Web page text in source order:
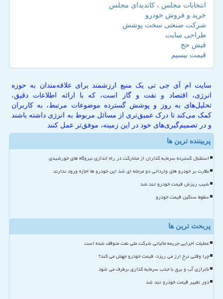
انتخابات مجلس ، کاندیدای مجلس
خرید و فروش خودرو
شرکت صنعتی سخت پوشش
طراحی سایت
فیش حج
قیمت بیسیم
سایت ام آی جی تی یک منبع ارزشمند برای علاقه‌مندان به حوزه
انرژی، اقتصاد و نفت و گاز است، که با ارائه اطلاعات دقیق،
تحلیل‌های به روز و پوشش گسترده موضوعات مرتبط، به کاربران
کمک می‌کند تا درک عمیق‌تری از مسائل مربوط به انرژی داشته باشند
و در تصمیم‌گیری‌های خود در این زمینه، موفق‌تر عمل کنند
پربیننده ترین ها
استقبال گسترده سرمایه گذاران از مشارکت در راه اندازی نیروگاه های خورشیدی
نظارت بر خودرو های وارداتی دو مرحله ای شد این خودرو ها اجازه ورود ندارند
شیب ریزش قیمت خودرو تند شد
سقوط سنگین قیمت خودرو
پربحث ترین ها
عملیات اجرایی جریمه مالیاتی شرکت ملی نفت متوقف شده است
چرا وقتی نرخ ارز می ریزد، قیمت خودرو جهش می کند؟
ناترازی آب و برق با جذب سرمایه گذاری برطرف می شود
دور تغییر قیمت خودرو تند شد